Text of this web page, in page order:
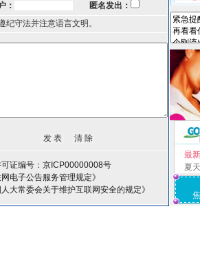
匿名发出：
纪守法并注意语言文明。
证编号：京ICP00000008号
电子公告服务管理规定》
大常委会关于维护互联网安全的规定》
最
夏